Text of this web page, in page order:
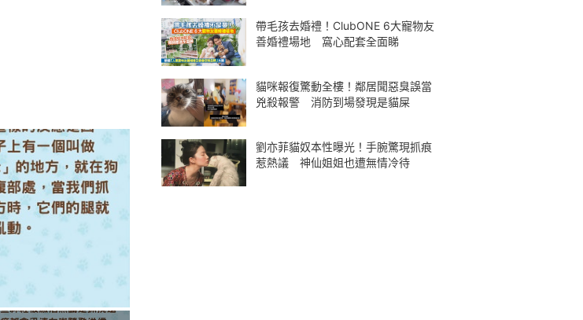
帶毛孩去婚禮！ClubONE 6大寵物友
善婚禮場地 窩心配套全面睇
貓咪報復驚動全樓！鄰居聞惡臭誤當
兇殺報警 消防到場發現是貓屎
劉亦菲貓奴本性曝光！手腕驚現抓痕
惹熱議 神仙姐姐也遭無情冷待